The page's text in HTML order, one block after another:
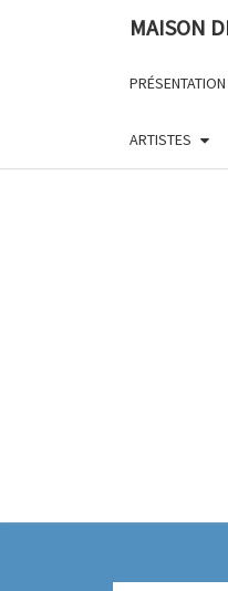
MAISON
PRÉSENTATION
ARTISTES